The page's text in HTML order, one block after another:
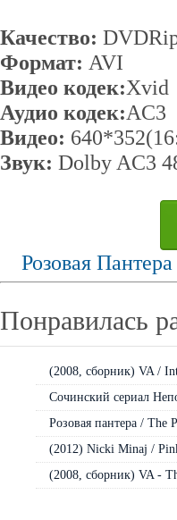
Качество:
Формат: AVI
Видео кодек:Xvid
Аудио кодек:AC3
Видео:
Звук: Dolby AC3
Розовая
Понравилась
(2008, сборник) VA /
Сочинский сериал
Розовая пантера / The
(2012) Nicki Minaj /
(2008, сборник) VA -